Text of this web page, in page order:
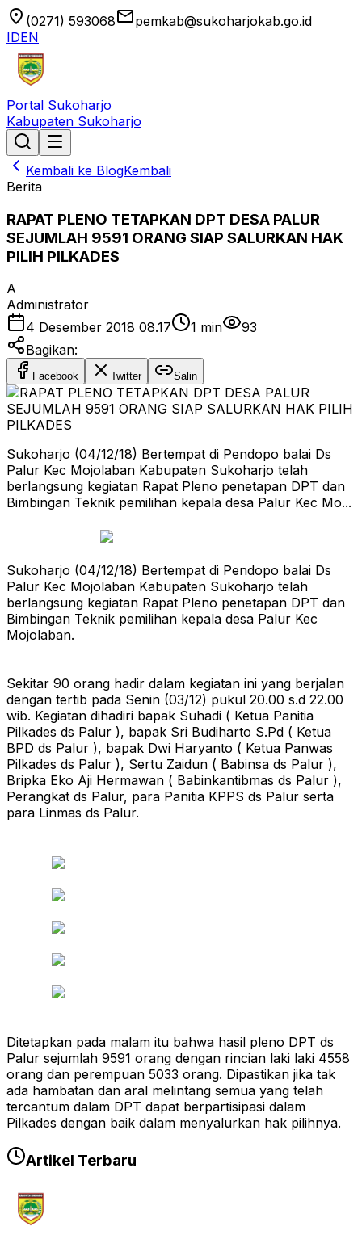
location_on (0271) 593068emailpemkab@sukoharjokab.go.id
IDEN
Portal Sukoharjo
Kabupaten Sukoharjo
Kembali ke BlogKembali
Berita
RAPAT PLENO TETAPKAN DPT DESA PALUR
SEJUMLAH 9591 ORANG SIAP SALURKAN HAK
PILIH PILKADES
A
Administrator
4 Desember 2018 08.17
1 min
93
Bagikan:
Facebook Twitter Salin
Sukoharjo (04/12/18) Bertempat di Pendopo balai Ds
Palur Kec Mojolaban Kabupaten Sukoharjo telah
berlangsung kegiatan Rapat Pleno penetapan DPT dan
Bimbingan Teknik pemilihan kepala desa Palur Kec Mo...
Sukoharjo (04/12/18) Bertempat di Pendopo balai Ds
Palur Kec Mojolaban Kabupaten Sukoharjo telah
berlangsung kegiatan Rapat Pleno penetapan DPT dan
Bimbingan Teknik pemilihan kepala desa Palur Kec
Mojolaban.
Sekitar 90 orang hadir dalam kegiatan ini yang berjalan
dengan tertib pada Senin (03/12) pukul 20.00 s.d 22.00
wib. Kegiatan dihadiri bapak Suhadi ( Ketua Panitia
Pilkades ds Palur ), bapak Sri Budiharto S.Pd ( Ketua
BPD ds Palur ), bapak Dwi Haryanto ( Ketua Panwas
Pilkades ds Palur ), Sertu Zaidun ( Babinsa ds Palur ),
Bripka Eko Aji Hermawan ( Babinkantibmas ds Palur ),
Perangkat ds Palur, para Panitia KPPS ds Palur serta
para Linmas ds Palur.
Ditetapkan pada malam itu bahwa hasil pleno DPT ds
Palur sejumlah 9591 orang dengan rincian laki laki 4558
orang dan perempuan 5033 orang. Dipastikan jika tak
ada hambatan dan aral melintang semua yang telah
tercantum dalam DPT dapat berpartisipasi dalam
Pilkades dengan baik dalam menyalurkan hak pilihnya.
Artikel Terbaru